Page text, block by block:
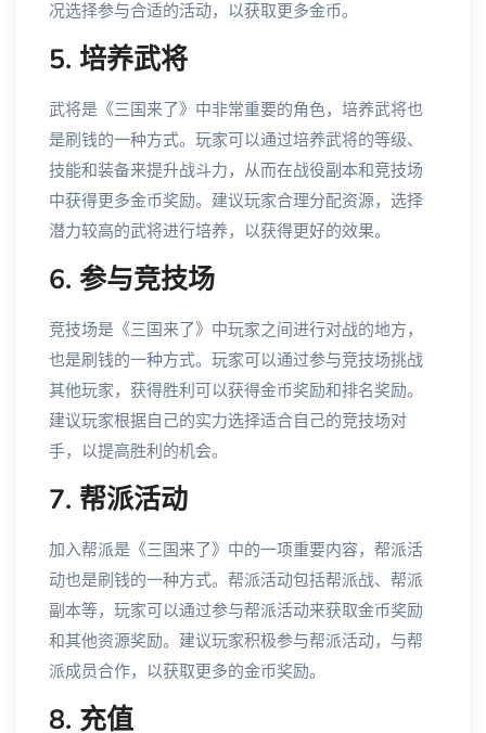
况选择参与合适的活动，以获取更多金币。
5. 培养武将
武将是《三国来了》中非常重要的角色，培养武将也
是刷钱的一种方式。玩家可以通过培养武将的等级、
技能和装备来提升战斗力，从而在战役副本和竞技场
中获得更多金币奖励。建议玩家合理分配资源，选择
潜力较高的武将进行培养，以获得更好的效果。
6. 参与竞技场
竞技场是《三国来了》中玩家之间进行对战的地方，
也是刷钱的一种方式。玩家可以通过参与竞技场挑战
其他玩家，获得胜利可以获得金币奖励和排名奖励。
建议玩家根据自己的实力选择适合自己的竞技场对
手，以提高胜利的机会。
7. 帮派活动
加入帮派是《三国来了》中的一项重要内容，帮派活
动也是刷钱的一种方式。帮派活动包括帮派战、帮派
副本等，玩家可以通过参与帮派活动来获取金币奖励
和其他资源奖励。建议玩家积极参与帮派活动，与帮
派成员合作，以获取更多的金币奖励。
8. 充值